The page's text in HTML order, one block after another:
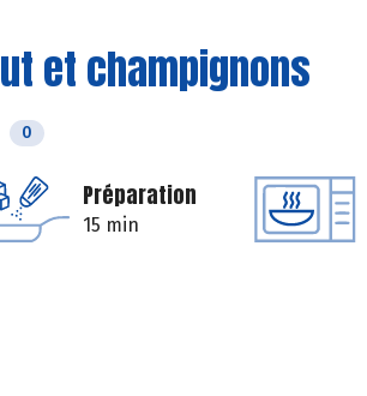
et champignons
0
Préparation
15 min